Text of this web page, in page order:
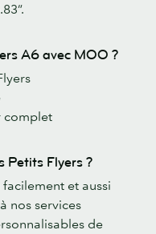
A6 avec MOO ?
complet
Petits Flyers ?
et aussi
nos services
de